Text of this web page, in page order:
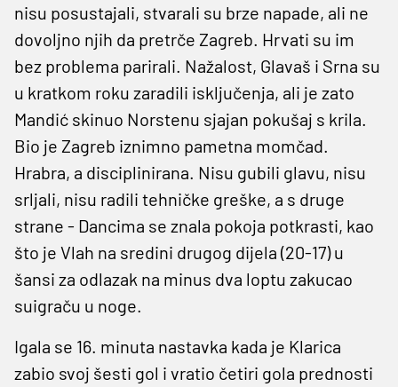
nisu posustajali, stvarali su brze napade, ali ne
dovoljno njih da pretrče Zagreb. Hrvati su im
bez problema parirali. Nažalost, Glavaš i Srna su
u kratkom roku zaradili isključenja, ali je zato
Mandić skinuo Norstenu sjajan pokušaj s krila.
Bio je Zagreb iznimno pametna momčad.
Hrabra, a disciplinirana. Nisu gubili glavu, nisu
srljali, nisu radili tehničke greške, a s druge
strane - Dancima se znala pokoja potkrasti, kao
što je Vlah na sredini drugog dijela (20-17) u
šansi za odlazak na minus dva loptu zakucao
suigraču u noge.
Igala se 16. minuta nastavka kada je Klarica
zabio svoj šesti gol i vratio četiri gola prednosti